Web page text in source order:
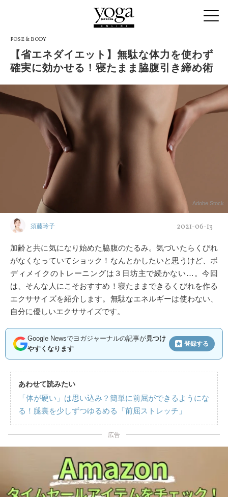
POSE & BODY
【省エネダイエット】無駄な体力を使わず
確実に効かせる！寝たまま脇腹引き締め術
Adobe Stock
須藤玲子 2021-06-13
加齢と共に気になり始めた脇腹のたるみ。気づいたらくびれ
がなくなっていてショック！なんとかしたいと思うけど、ボ
ディメイクのトレーニングは３日坊主で続かない…。今回
は、そんな人にこそおすすめ！寝たままできるくびれを作る
エクササイズを紹介します。無駄なエネルギーは使わない、
自分に優しいエクササイズです。
Google Newsでヨガジャーナルの記事が見つけ
やすくなります
登録する
あわせて読みたい
「体が硬い」は思い込み？簡単に前屈ができるようにな
る！腿裏を少しずつゆるめる「前屈ストレッチ」
広告